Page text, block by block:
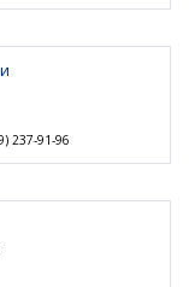
237-91-96